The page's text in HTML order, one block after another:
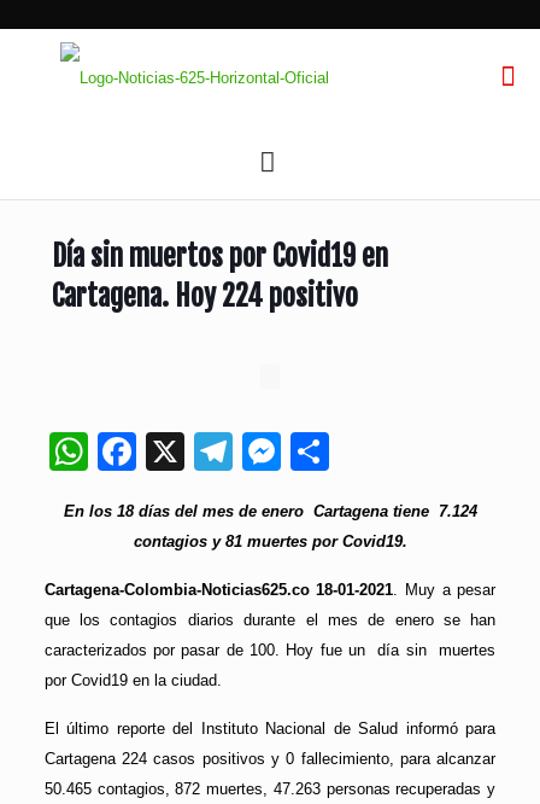
Día sin muertos por Covid19 en
Cartagena. Hoy 224 positivo
WhatsApp
Facebook
X Telegram
Messenger
Compartir
En los 18 días del mes de enero Cartagena tiene 7.124
contagios y 81 muertes por Covid19.
Cartagena-Colombia-Noticias625.co 18-01-2021 . Muy a pesar
que los contagios diarios durante el mes de enero se han
caracterizados por pasar de 100. Hoy fue un día sin muertes
por Covid19 en la ciudad.
El último reporte del Instituto Nacional de Salud informó para
Cartagena 224 casos positivos y 0 fallecimiento, para alcanzar
50.465 contagios, 872 muertes, 47.263 personas recuperadas y